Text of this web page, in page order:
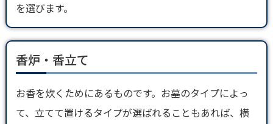
を選びます。
香炉・香立て
お香を炊くためにあるものです。お墓のタイプによっ
て、立てて置けるタイプが選ばれることもあれば、横